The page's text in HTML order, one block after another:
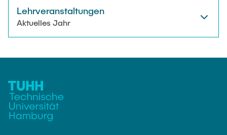
Lehrveranstaltungen
Aktuelles Jahr